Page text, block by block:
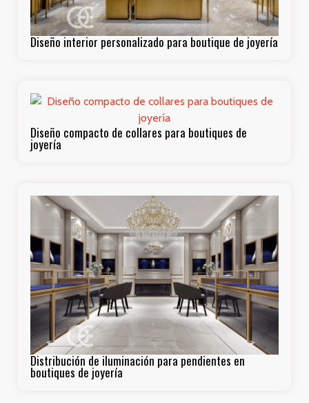
Diseño interior personalizado para boutique de joyería
Diseño compacto de collares para boutiques de
joyería
Distribución de iluminación para pendientes en
boutiques de joyería